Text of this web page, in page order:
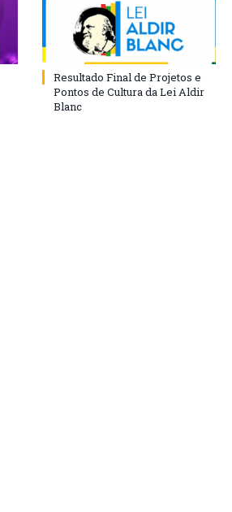
Resultado Final de Projetos e
Pontos de Cultura da Lei Aldir
Blanc